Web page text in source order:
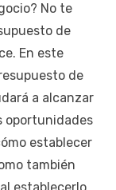
No te
de
En este
de
a alcanzar
oportunidades
establecer
también